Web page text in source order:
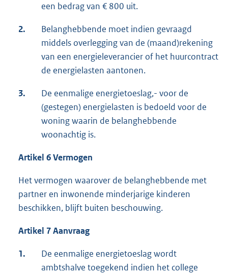
een bedrag van € 800 uit.
2.
Belanghebbende moet indien gevraagd
middels overlegging van de (maand)rekening
van een energieleverancier of het huurcontract
de energielasten aantonen.
3.
De eenmalige energietoeslag,- voor de
(gestegen) energielasten is bedoeld voor de
woning waarin de belanghebbende
woonachtig is.
Artikel 6 Vermogen
Het vermogen waarover de belanghebbende met
partner en inwonende minderjarige kinderen
beschikken, blijft buiten beschouwing.
Artikel 7 Aanvraag
1.
De eenmalige energietoeslag wordt
ambtshalve toegekend indien het college